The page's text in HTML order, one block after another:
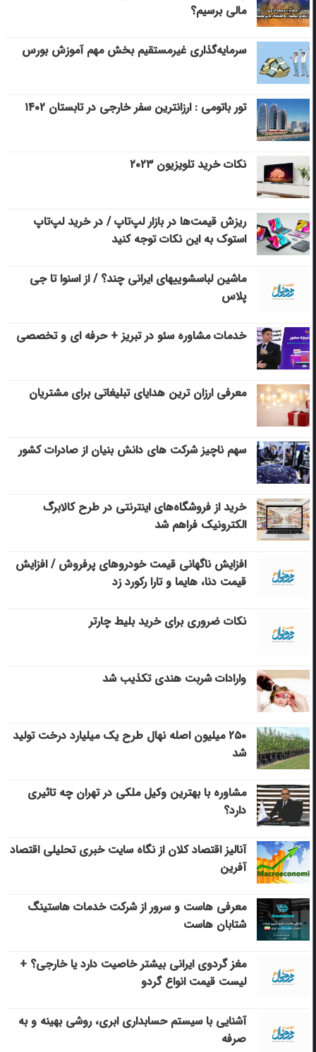
مالی برسیم؟
سرمایه‌گذاری غیرمستقیم بخش مهم آموزش بورس
تور باتومی : ارزانترین سفر خارجی در تابستان ۱۴۰۲
نکات خرید تلویزیون ۲۰۲۳
ریزش قیمت‌ها در بازار لپ‌تاپ / در خرید لپ‌تاپ
استوک به این نکات توجه کنید
ماشین لباسشویی‎های ایرانی چند؟ / از اسنوا تا جی
پلاس
خدمات مشاوره سئو در تبریز + حرفه ای و تخصصی
معرفی ارزان ترین هدایای تبلیغاتی برای مشتریان
سهم ناچیز شرکت های دانش بنیان از صادرات کشور
خرید از فروشگاه‌های اینترنتی در طرح کالابرگ
الکترونیک فراهم شد
افزایش ناگهانی قیمت خودروهای پرفروش / افزایش
قیمت دنا، هایما و تارا رکورد زد
نکات ضروری برای خرید بلیط چارتر
وارادات شربت هندی تکذیب شد
۲۵۰ میلیون اصله نهال طرح یک میلیارد درخت تولید
شد
مشاوره با بهترین وکیل ملکی در تهران چه تاثیری
دارد؟
آنالیز اقتصاد کلان از نگاه سایت خبری تحلیلی اقتصاد
آفرین
معرفی هاست و سرور از شرکت خدمات هاستینگ
شتابان هاست
مغز گردوی ایرانی بیشتر خاصیت دارد یا خارجی؟ +
لیست قیمت انواع گردو
آشنایی با سیستم حسابداری ابری، روشی بهینه و به
صرفه